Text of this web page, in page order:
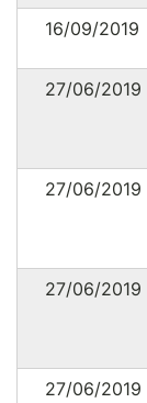
16/09/2019
27/06/2019
27/06/2019
27/06/2019
27/06/2019